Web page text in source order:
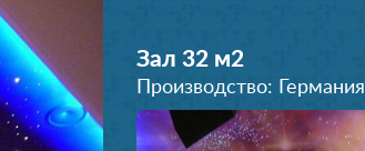
Зал 32 м2
Производство: Германия